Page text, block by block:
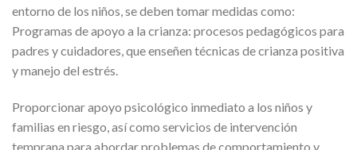
entorno de los niños, se deben tomar medidas como:
Programas de apoyo a la crianza: procesos pedagógicos para
padres y cuidadores, que enseñen técnicas de crianza positiva
y manejo del estrés.
Proporcionar apoyo psicológico inmediato a los niños y
familias en riesgo, así como servicios de intervención
temprana para abordar problemas de comportamiento y